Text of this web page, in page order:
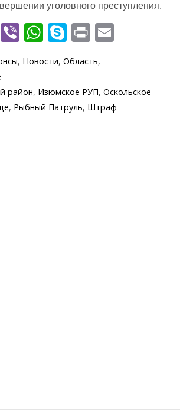
уголовного преступления.
T Vi
er
W
at
s
A
S
k
y
p
e
Pr
t
l
, Новости, Область,
район, Изюмское РУП, Оскольское
, Рыбный Патруль, Штраф